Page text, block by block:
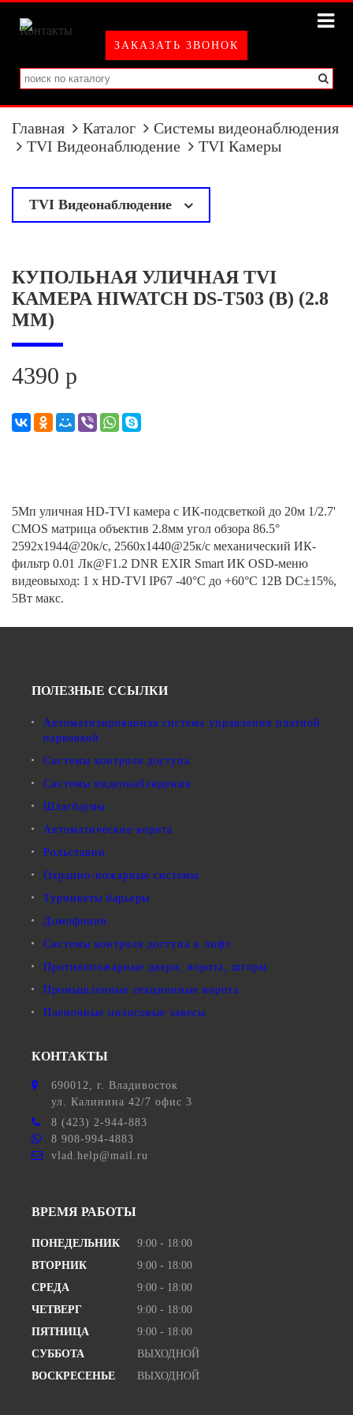
ЗАКАЗАТЬ ЗВОНОК
Главная Каталог
Системы видеонаблюдения
TVI Видеонаблюдение
TVI Камеры
TVI Видеонаблюдение
TVI Регистраторы
КУПОЛЬНАЯ УЛИЧНАЯ TVI
КАМЕРА HIWATCH DS-T503 (B) (2.8
MM)
4390 р
5Мп уличная HD-TVI камера с ИК-подсветкой до 20м 1/2.7'
CMOS матрица объектив 2.8мм угол обзора 86.5°
2592x1944@20к/с, 2560x1440@25к/с механический ИК-
фильтр 0.01 Лк@F1.2 DNR EXIR Smart ИК OSD-меню
видеовыход: 1 х HD-TVI IP67 -40°С до +60°С 12В DC±15%,
5Вт макс.
ПОЛЕЗНЫЕ ССЫЛКИ
Автоматизированная система управления платной
парковкой
Системы контроля доступа
Системы видеонаблюдения
Шлагбаумы
Автоматические ворота
Рольставни
Охранно-пожарные системы
Турникеты барьеры
Домофония
Системы контроля доступа в лифт
Противопожарные двери, ворота, шторы
Промышленные секционные ворота
Пленочные полосовые завесы
КОНТАКТЫ
690012, г. Владивосток
ул. Калинина 42/7 офис 3
8 (423) 2-944-883
8 908-994-4883
vlad.help@mail.ru
ВРЕМЯ РАБОТЫ
ПОНЕДЕЛЬНИК
9:00 - 18:00
ВТОРНИК
9:00 - 18:00
СРЕДА
9:00 - 18:00
ЧЕТВЕРГ
9:00 - 18:00
ПЯТНИЦА
9:00 - 18:00
СУББОТА
ВЫХОДНОЙ
ВОСКРЕСЕНЬЕ
ВЫХОДНОЙ